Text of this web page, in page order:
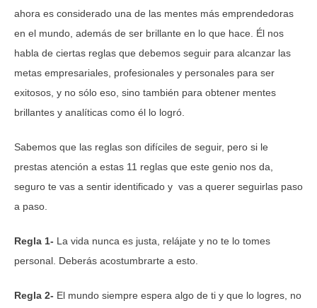
ahora es considerado una de las mentes más emprendedoras
en el mundo, además de ser brillante en lo que hace. Él nos
habla de ciertas reglas que debemos seguir para alcanzar las
metas empresariales, profesionales y personales para ser
exitosos, y no sólo eso, sino también para obtener mentes
brillantes y analíticas como él lo logró.
Sabemos que las reglas son difíciles de seguir, pero si le
prestas atención a estas 11 reglas que este genio nos da,
seguro te vas a sentir identificado y vas a querer seguirlas paso
a paso.
Regla 1- La vida nunca es justa, relájate y no te lo tomes
personal. Deberás acostumbrarte a esto.
Regla 2- El mundo siempre espera algo de ti y que lo logres, no